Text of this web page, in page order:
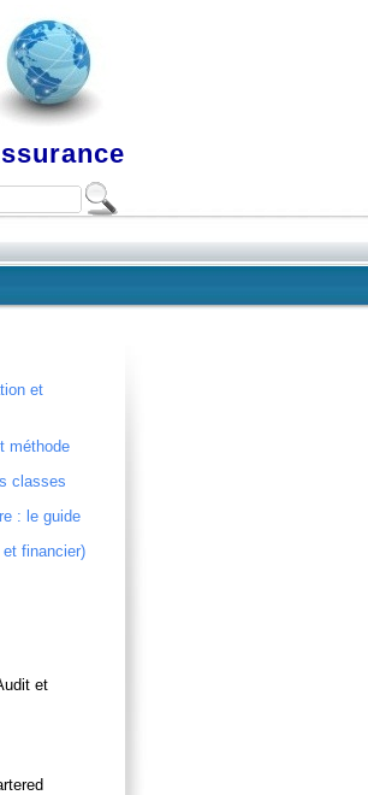
et
méthode
classes
: le guide
financier)
et